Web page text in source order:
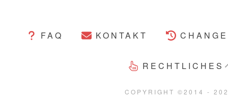
FAQ KONTAKT
RECHTLICHES
COPYRIGHT ©2014 -